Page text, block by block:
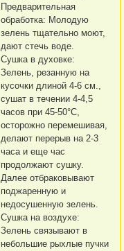
Предварительная
обработка: Молодую
зелень тщательно моют,
дают стечь воде.
Сушка в духовке:
Зелень, резанную на
кусочки длиной 4-6 см.,
сушат в течении 4-4,5
часов при 45-50°C,
осторожно перемешивая,
делают перерыв на 2-3
часа и еще час
продолжают сушку.
Далее отбраковывают
поджаренную и
недосушенную зелень.
Сушка на воздухе:
Зелень связывают в
небольшие рыхлые пучки